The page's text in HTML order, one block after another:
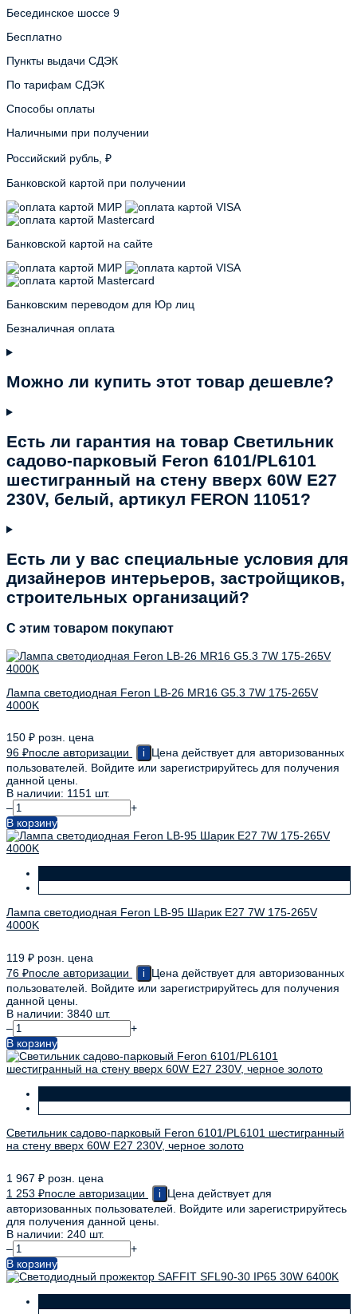
Бесединское шоссе 9
Бесплатно
Пункты выдачи СДЭК
По тарифам СДЭК
Способы оплаты
Наличными при получении
Российский рубль, ₽
Банковской картой при получении
Банковской картой на сайте
Банковским переводом для Юр лиц
Безналичная оплата
Можно ли купить этот товар дешевле?
Есть ли гарантия на товар Светильник
садово-парковый Feron 6101/PL6101
шестигранный на стену вверх 60W E27
230V, белый, артикул FERON 11051?
Есть ли у вас специальные условия для
дизайнеров интерьеров, застройщиков,
строительных организаций?
C этим товаром покупают
Лампа светодиодная Feron LB-26 MR16 G5.3 7W 175-265V
4000K
150 ₽ розн. цена
96 ₽после авторизации i
Цена действует для авторизованных
пользователей. Войдите или зарегистрируйтесь для получения
данной цены.
В наличии: 1151 шт.
–
+
В корзину
Лампа светодиодная Feron LB-95 Шарик E27 7W 175-265V
4000K
119 ₽ розн. цена
76 ₽после авторизации i
Цена действует для авторизованных
пользователей. Войдите или зарегистрируйтесь для получения
данной цены.
В наличии: 3840 шт.
–
+
В корзину
Светильник садово-парковый Feron 6101/PL6101 шестигранный
на стену вверх 60W E27 230V, черное золото
1 967 ₽ розн. цена
1 253 ₽после авторизации i
Цена действует для
авторизованных пользователей. Войдите или зарегистрируйтесь
для получения данной цены.
В наличии: 240 шт.
–
+
В корзину